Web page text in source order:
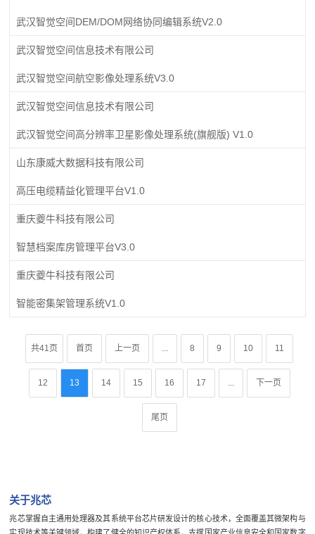
武汉智觉空间DEM/DOM网络协同编辑系统V2.0
武汉智觉空间信息技术有限公司
武汉智觉空间航空影像处理系统V3.0
武汉智觉空间信息技术有限公司
武汉智觉空间高分辨率卫星影像处理系统(旗舰版) V1.0
山东康威大数据科技有限公司
高压电缆精益化管理平台V1.0
重庆夔牛科技有限公司
智慧档案库房管理平台V3.0
重庆夔牛科技有限公司
智能密集架管理系统V1.0
共41页 首页 上一页 8 9 10 11
12 13 14 15 16 17 下一页
尾页
关于兆芯
兆芯掌握自主通用处理器及其系统平台芯片研发设计的核心技术，全面覆盖其微架构与